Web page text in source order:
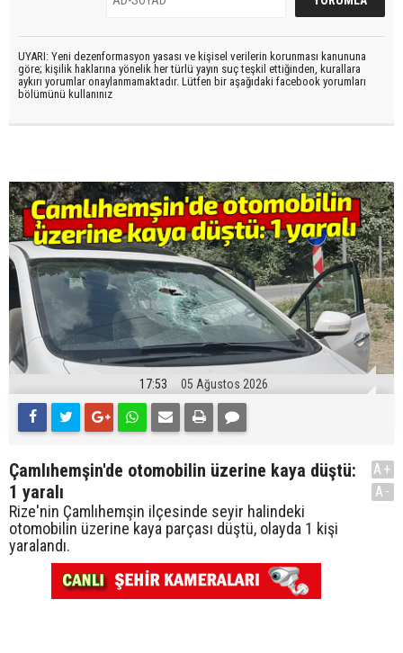
UYARI: Yeni dezenformasyon yasası ve kişisel verilerin korunması kanununa
göre; kişilik haklarına yönelik her türlü yayın suç teşkil ettiğinden, kurallara
aykırı yorumlar onaylanmamaktadır. Lütfen bir aşağıdaki facebook yorumları
bölümünü kullanınız
17:53 05 Ağustos 2026
Çamlıhemşin'de otomobilin üzerine kaya düştü:
1 yaralı
Rize'nin Çamlıhemşin ilçesinde seyir halindeki
otomobilin üzerine kaya parçası düştü, olayda 1 kişi
yaralandı.
A+
A-